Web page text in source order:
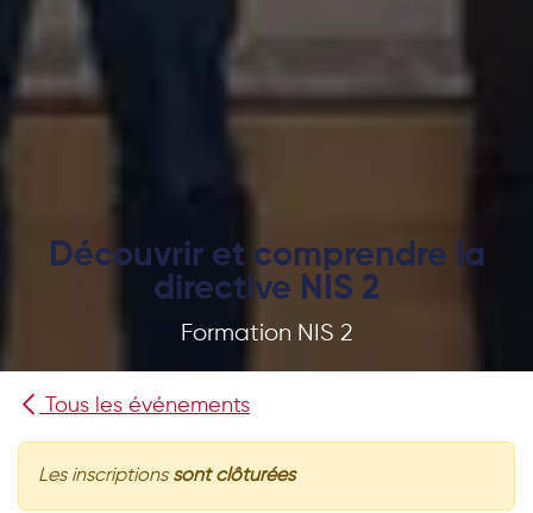
Découvrir et comprendre la
directive NIS 2
Formation NIS 2
Tous les événements
Les inscriptions sont clôturées